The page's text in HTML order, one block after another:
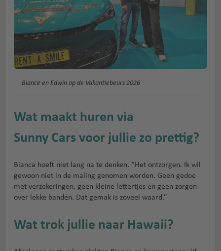
Biance en Edwin op de Vakantiebeurs 2026
Wat maakt huren via
Sunny Cars voor jullie zo prettig?
Bianca hoeft niet lang na te denken. “Het ontzorgen. Ik wil
gewoon niet in de maling genomen worden. Geen gedoe
met verzekeringen, geen kleine lettertjes en geen zorgen
over lekke banden. Dat gemak is zoveel waard.”
Wat trok jullie naar Hawaii?